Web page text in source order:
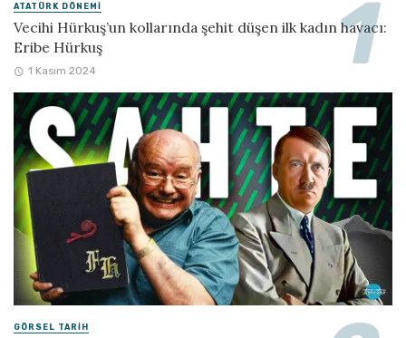
ATATÜRK DÖNEMI
Vecihi Hürkuş’un kollarında şehit düşen ilk kadın havacı:
Eribe Hürkuş
1 Kasım 2024
GÖRSEL TARIH